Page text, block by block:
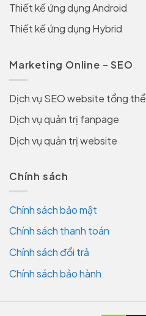
Thiết kế ứng dụng Android
Thiết kế ứng dụng Hybrid
Marketing Online – SEO
Dịch vụ SEO website tổng thể
Dịch vụ quản trị fanpage
Dịch vụ quản trị website
Chính sách
Chính sách bảo mật
Chính sách thanh toán
Chính sách đổi trả
Chính sách bảo hành